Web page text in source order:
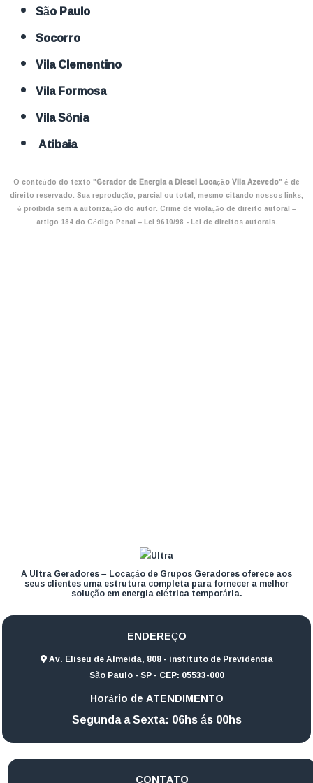
São Paulo
Socorro
Vila Clementino
Vila Formosa
Vila Sônia
Atibaia
O conteúdo do texto "Gerador de Energia a Diesel Locação Vila Azevedo" é de
direito reservado. Sua reprodução, parcial ou total, mesmo citando nossos links,
é proibida sem a autorização do autor. Crime de violação de direito autoral –
artigo 184 do Código Penal –Lei 9610/98 - Lei de direitos autorais.
A Ultra Geradores – Locação de Grupos Geradores oferece aos
seus clientes uma estrutura completa para fornecer a melhor
solução em energia elétrica temporária.
ENDEREÇO
Av. Eliseu de Almeida, 808 - instituto de Previdencia
São Paulo - SP - CEP: 05533-000
Horário de ATENDIMENTO
Segunda a Sexta: 06hs ás 00hs
CONTATO